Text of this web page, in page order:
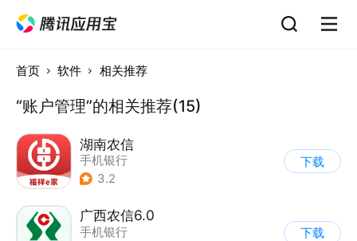
首页 软件 相关推荐
“账户管理”的相关推荐(15)
湖南农信
手机银行
3.2
下载
广西农信6.0
手机银行
下载